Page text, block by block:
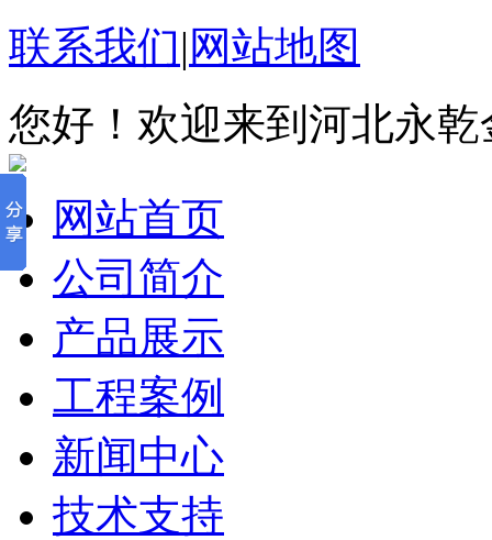
联系我们| 网站地图
您好！欢迎来到河北永
网站首页
公司简介
产品展示
工程案例
新闻中心
技术支持